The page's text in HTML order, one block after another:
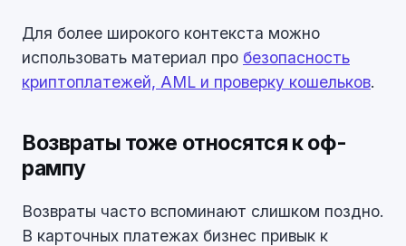
Для более широкого контекста можно
использовать материал про безопасность
криптоплатежей, AML и проверку кошельков.
Возвраты тоже относятся к оф-
рампу
Возвраты часто вспоминают слишком поздно.
В карточных платежах бизнес привык к